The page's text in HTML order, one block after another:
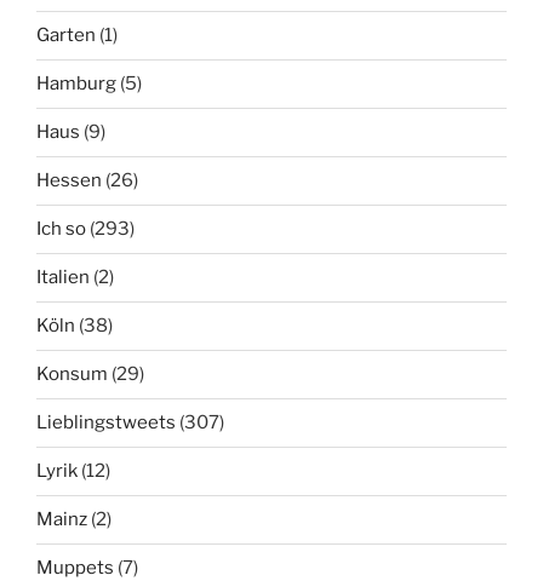
Garten (1)
Hamburg (5)
Haus (9)
Hessen (26)
Ich so (293)
Italien (2)
Köln (38)
Konsum (29)
Lieblingstweets (307)
Lyrik (12)
Mainz (2)
Muppets (7)